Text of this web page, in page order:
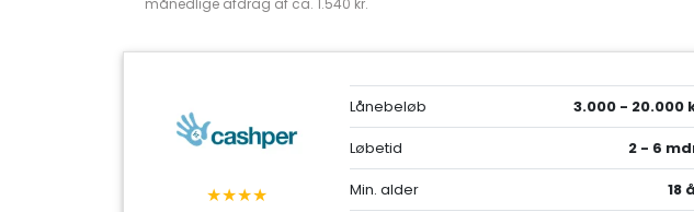
månedlige afdrag af ca. 1.540 kr.
★★★★
Lånebeløb
3.000 - 20.000
Løbetid
2 - 6
Min. alder
18